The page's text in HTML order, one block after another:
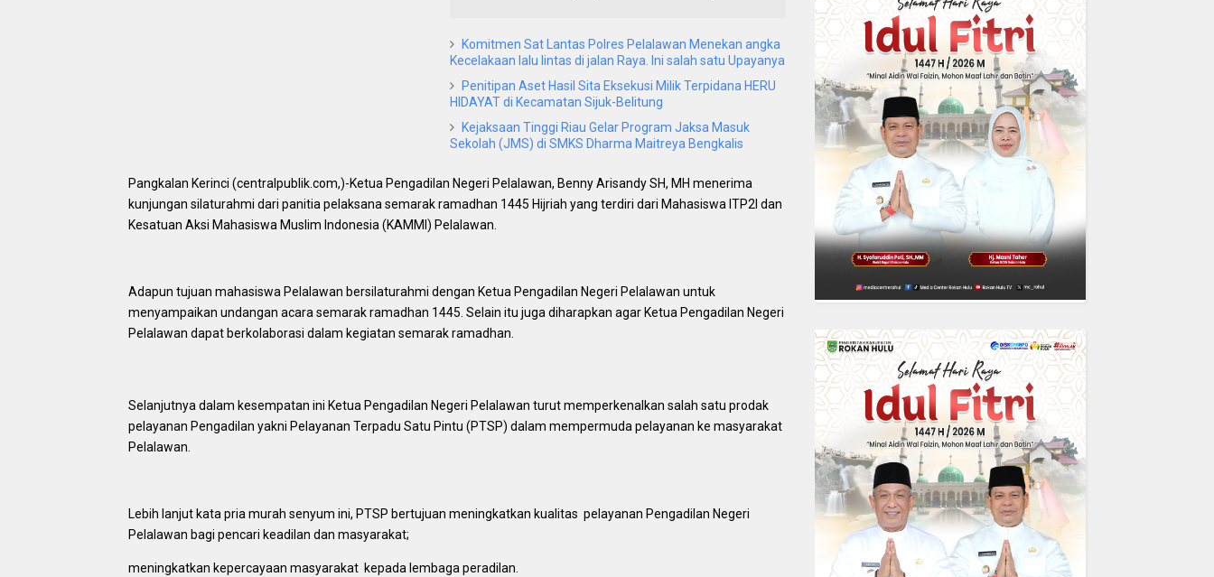
Komitmen Sat Lantas Polres Pelalawan Menekan angka
Kecelakaan lalu lintas di jalan Raya. Ini salah satu Upayanya
Penitipan Aset Hasil Sita Eksekusi Milik Terpidana HERU
HIDAYAT di Kecamatan Sijuk-Belitung
Kejaksaan Tinggi Riau Gelar Program Jaksa Masuk
Sekolah (JMS) di SMKS Dharma Maitreya Bengkalis
Pangkalan Kerinci (centralpublik.com,)-Ketua Pengadilan Negeri Pelalawan, Benny Arisandy SH, MH menerima
kunjungan silaturahmi dari panitia pelaksana semarak ramadhan 1445 Hijriah yang terdiri dari Mahasiswa ITP2I dan
Kesatuan Aksi Mahasiswa Muslim Indonesia (KAMMI) Pelalawan.
Adapun tujuan mahasiswa Pelalawan bersilaturahmi dengan Ketua Pengadilan Negeri Pelalawan untuk
menyampaikan undangan acara semarak ramadhan 1445. Selain itu juga diharapkan agar Ketua Pengadilan Negeri
Pelalawan dapat berkolaborasi dalam kegiatan semarak ramadhan.
Selanjutnya dalam kesempatan ini Ketua Pengadilan Negeri Pelalawan turut memperkenalkan salah satu prodak
pelayanan Pengadilan yakni Pelayanan Terpadu Satu Pintu (PTSP) dalam mempermuda pelayanan ke masyarakat
Pelalawan.
Lebih lanjut kata pria murah senyum ini, PTSP bertujuan meningkatkan kualitas pelayanan Pengadilan Negeri
Pelalawan bagi pencari keadilan dan masyarakat;
meningkatkan kepercayaan masyarakat kepada lembaga peradilan.